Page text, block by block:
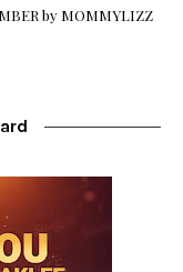
by MOMMYLIZZ